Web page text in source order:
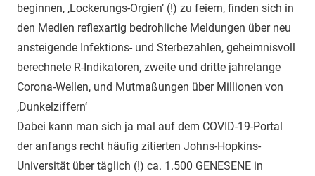
beginnen, ‚Lockerungs-Orgien‘ (!) zu feiern, finden sich in
den Medien reflexartig bedrohliche Meldungen über neu
ansteigende Infektions- und Sterbezahlen, geheimnisvoll
berechnete R-Indikatoren, zweite und dritte jahrelange
Corona-Wellen, und Mutmaßungen über Millionen von
‚Dunkelziffern‘
Dabei kann man sich ja mal auf dem COVID-19-Portal
der anfangs recht häufig zitierten Johns-Hopkins-
Universität über täglich (!) ca. 1.500 GENESENE in